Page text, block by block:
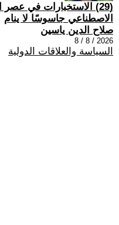
(29) الاستخبارات في عصر
الاصطناعي جاسوسًا لا ينام
صلاح الدين ياسين
2026 / 8 / 8
السياسة والعلاقات الدولية